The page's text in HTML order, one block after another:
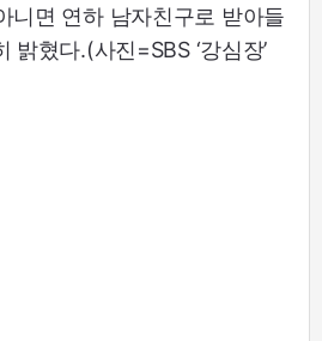
니면 연하 남자친구로 받아들
밝혔다.(사진=SBS ‘강심장’